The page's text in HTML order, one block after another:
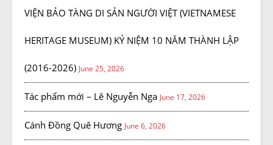
VIỆN BẢO TÀNG DI SẢN NGƯỜI VIỆT (VIETNAMESE
HERITAGE MUSEUM) KỶ NIỆM 10 NĂM THÀNH LẬP
(2016-2026) June 25, 2026
Tác phẩm mới – Lê Nguyễn Nga June 17, 2026
Cánh Đồng Quê Hương June 6, 2026